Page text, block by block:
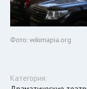
Фото: wikimapia.org
Категория: